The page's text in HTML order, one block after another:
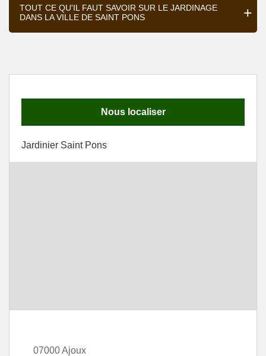
TOUT CE QU'IL FAUT SAVOIR SUR LE JARDINAGE
DANS LA VILLE DE SAINT PONS
Nous localiser
Jardinier Saint Pons
07000 Ajoux